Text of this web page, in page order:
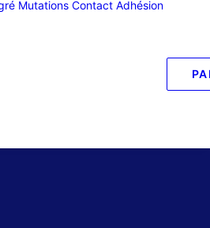
Mutations Contact Adhésion